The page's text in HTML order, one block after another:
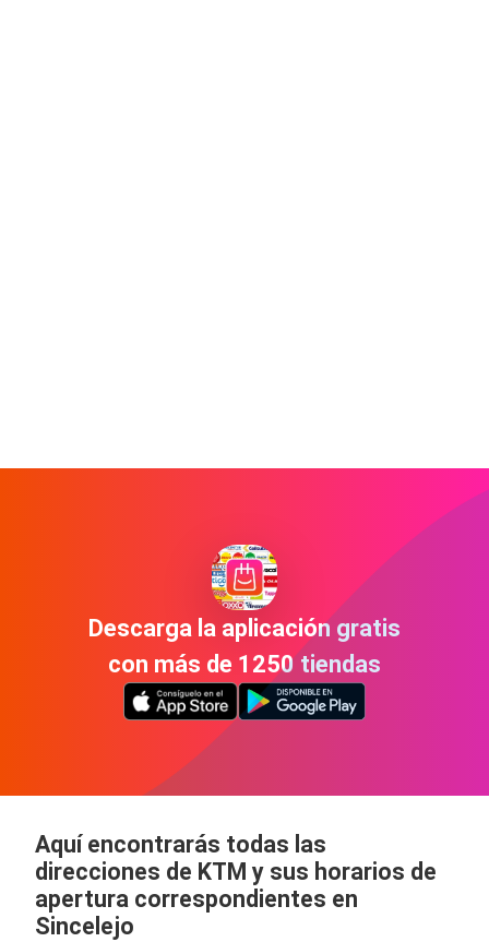
Descarga la aplicación gratis
con más de 1250 tiendas
Aquí encontrarás todas las
direcciones de KTM y sus horarios de
apertura correspondientes en
Sincelejo